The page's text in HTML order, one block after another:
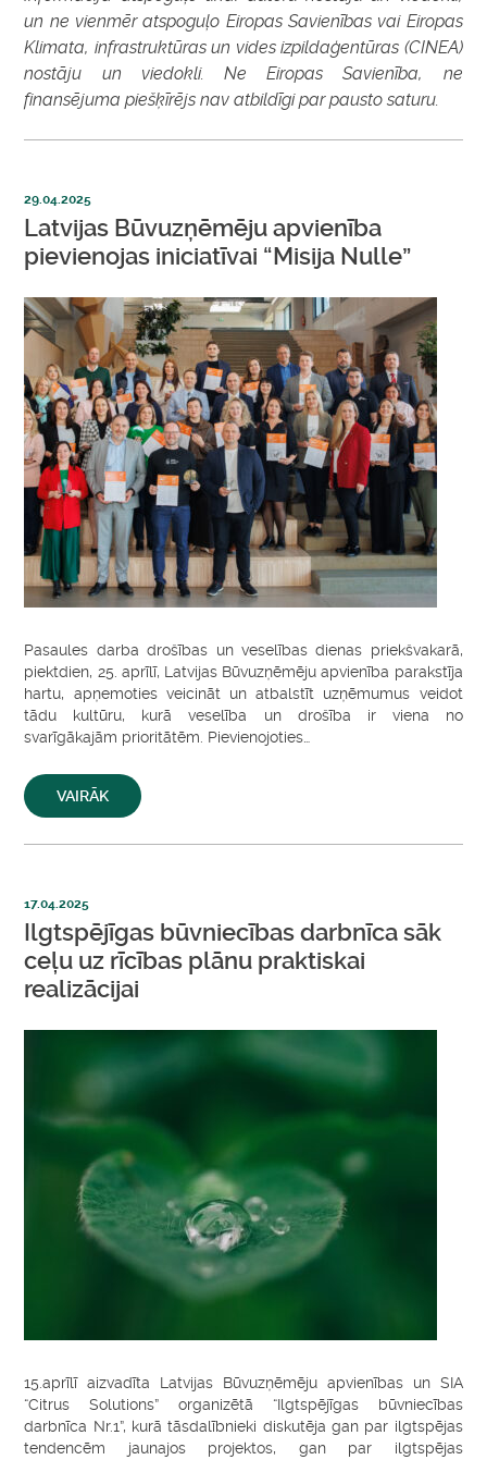
un ne vienmēr atspoguļo Eiropas Savienības vai Eiropas
Klimata, infrastruktūras un vides izpildaģentūras (CINEA)
nostāju un viedokli. Ne Eiropas Savienība, ne
finansējuma piešķīrējs nav atbildīgi par pausto saturu.
29.04.2025
Latvijas Būvuzņēmēju apvienība
pievienojas iniciatīvai “Misija Nulle”
Pasaules darba drošības un veselības dienas priekšvakarā,
piektdien, 25. aprīlī, Latvijas Būvuzņēmēju apvienība parakstīja
hartu, apņemoties veicināt un atbalstīt uzņēmumus veidot
tādu kultūru, kurā veselība un drošība ir viena no
svarīgākajām prioritātēm. Pievienojoties…
VAIRĀK
17.04.2025
Ilgtspējīgas būvniecības darbnīca sāk
ceļu uz rīcības plānu praktiskai
realizācijai
15.aprīlī aizvadīta Latvijas Būvuzņēmēju apvienības un SIA
“Citrus Solutions” organizētā “Ilgtspējīgas būvniecības
darbnīca Nr.1”, kurā tāsdalībnieki diskutēja gan par ilgtspējas
tendencēm jaunajos projektos, gan par ilgtspējas